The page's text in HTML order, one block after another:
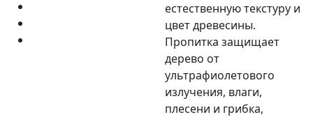
естественную текстуру и
цвет древесины.
Пропитка защищает
дерево от
ультрафиолетового
излучения, влаги,
плесени и грибка,